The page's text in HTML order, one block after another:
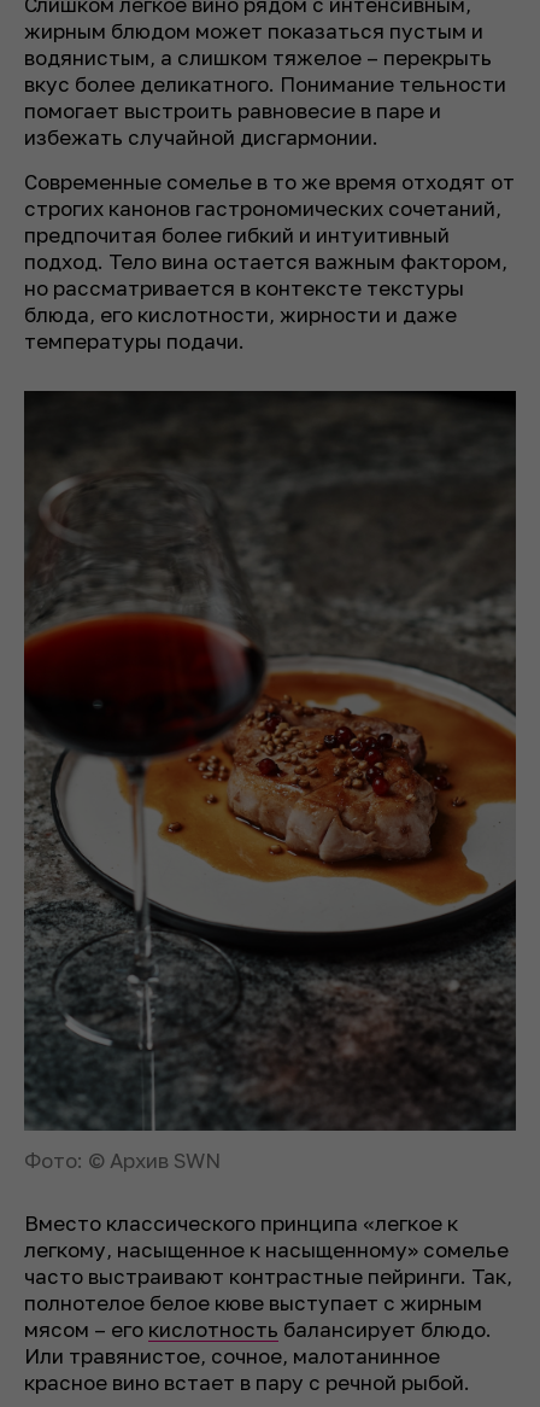
жирным блюдом может показаться пустым и
водянистым, а слишком тяжелое – перекрыть
вкус более деликатного. Понимание тельности
помогает выстроить равновесие в паре и
избежать случайной дисгармонии.
Современные сомелье в то же время отходят от
строгих канонов гастрономических сочетаний,
предпочитая более гибкий и интуитивный
подход. Тело вина остается важным фактором,
но рассматривается в контексте текстуры
блюда, его кислотности, жирности и даже
температуры подачи.
Фото: © Архив SWN
Вместо классического принципа «легкое к
легкому, насыщенное к насыщенному» сомелье
часто выстраивают контрастные пейринги. Так,
полнотелое белое кюве выступает с жирным
мясом – его кислотность балансирует блюдо.
Или травянистое, сочное, малотанинное
красное вино встает в пару с речной рыбой.